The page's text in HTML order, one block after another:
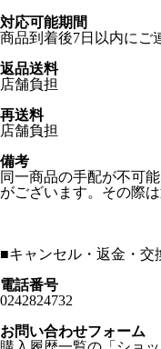
対応可能期間
商品到着後7日以内にご
返品送料
店舗負担
再送料
店舗負担
備考
同一商品の手配が不可
がございます。その際
■キャンセル・返金・交
電話番号
0242824732
お問い合わせフォーム